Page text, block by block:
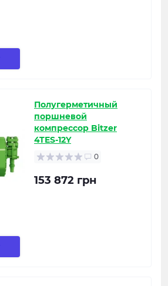
Полугерметичный
поршневой
компрессор Bitzer
4TES-12Y
0
153 872 грн